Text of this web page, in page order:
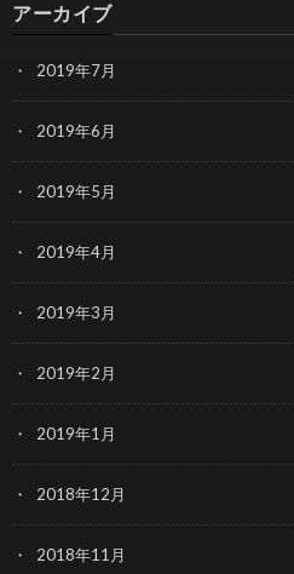
アーカイブ
2019年7月
2019年6月
2019年5月
2019年4月
2019年3月
2019年2月
2019年1月
2018年12月
2018年11月